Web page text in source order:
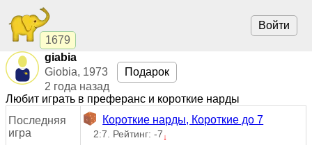
1679
Войти
giabia
Giobia, 1973
2 года назад
Подарок
Любит играть в преферанс и короткие нарды
Последняя
игра
Короткие нарды, Короткие до 7
2:7. Рейтинг: -7↓